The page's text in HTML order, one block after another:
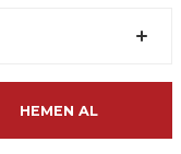
HEMEN AL